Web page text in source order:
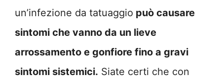
un’infezione da tatuaggio può causare
sintomi che vanno da un lieve
arrossamento e gonfiore fino a gravi
sintomi sistemici. Siate certi che con